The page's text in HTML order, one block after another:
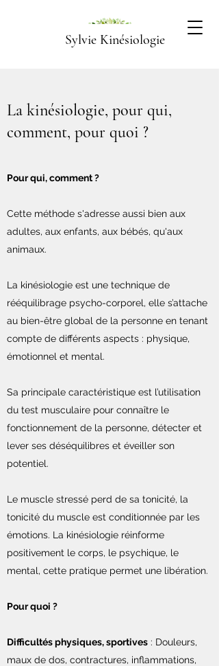
Sylvie Kinésiologie
La kinésiologie, pour qui,
comment, pour quoi ?
Pour qui, comment ?
Cette méthode s'adresse aussi bien aux
adultes, aux enfants, aux bébés, qu'aux
animaux.
La kinésiologie est une technique de
rééquilibrage psycho-corporel, elle s’attache
au bien-être global de la personne en tenant
compte de différents aspects : physique,
émotionnel et mental.
Sa principale caractéristique est l’utilisation
du test musculaire pour connaître le
fonctionnement de la personne, détecter et
lever ses déséquilibres et éveiller son
potentiel.
Le muscle stressé perd de sa tonicité, la
tonicité du muscle est conditionnée par les
émotions. La kinésiologie réinforme
positivement le corps, le psychique, le
mental, cette pratique permet une libération.
Pour quoi ?
Difficultés physiques, sportives : Douleurs,
maux de dos, contractures, inflammations,